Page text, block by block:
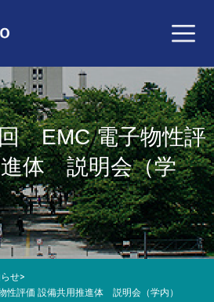
せ>
評価 設備共用推進体 説明会（学内）
EMC 電子物性評
進体 説明会（学